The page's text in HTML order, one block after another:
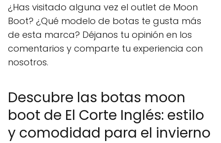
¿Has visitado alguna vez el outlet de Moon
Boot? ¿Qué modelo de botas te gusta más
de esta marca? Déjanos tu opinión en los
comentarios y comparte tu experiencia con
nosotros.
Descubre las botas moon
boot de El Corte Inglés: estilo
y comodidad para el invierno